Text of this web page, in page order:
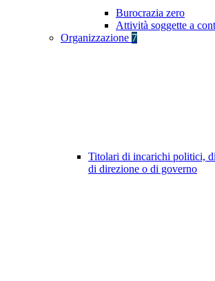
Burocrazia zero
Attività soggette a
Organizzazione 7
Titolari di incarichi politici,
di direzione o di governo